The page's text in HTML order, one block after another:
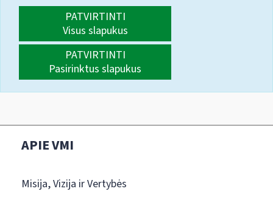
PATVIRTINTI
Visus slapukus
PATVIRTINTI
Pasirinktus slapukus
APIE VMI
Misija, Vizija ir Vertybės